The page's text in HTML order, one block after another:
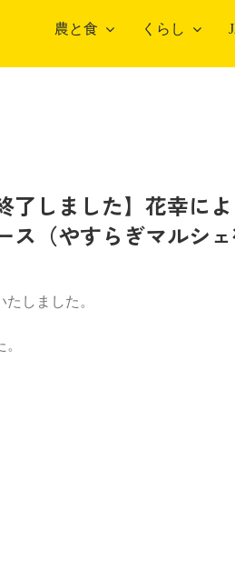
農と食
こだわり農畜産物
くらし
了しました】花幸に
ス（やすらぎマルシ
しました。